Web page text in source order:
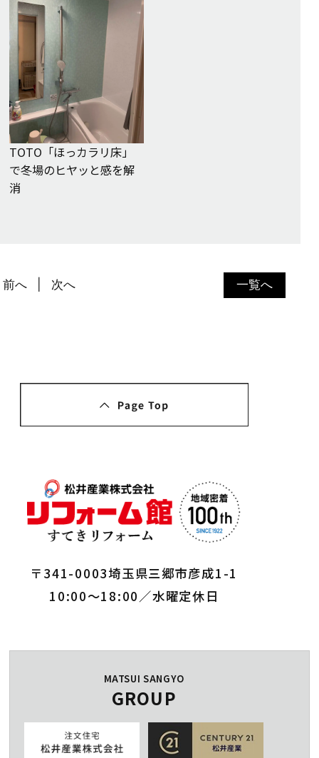
TOTO「ほっカラリ床」
で冬場のヒヤッと感を解
消
一覧へ
前へ 次へ
〒341-0003埼玉県三郷市彦成1-1
10:00～18:00／水曜定休日
MATSUI SANGYO
GROUP